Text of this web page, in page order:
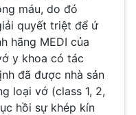
máu, do đó
quyết triệt để ứ
hãng MEDI của
y khoa có tác
đã được nhà sản
loại vớ (class 1, 2,
hồi sự khép kín